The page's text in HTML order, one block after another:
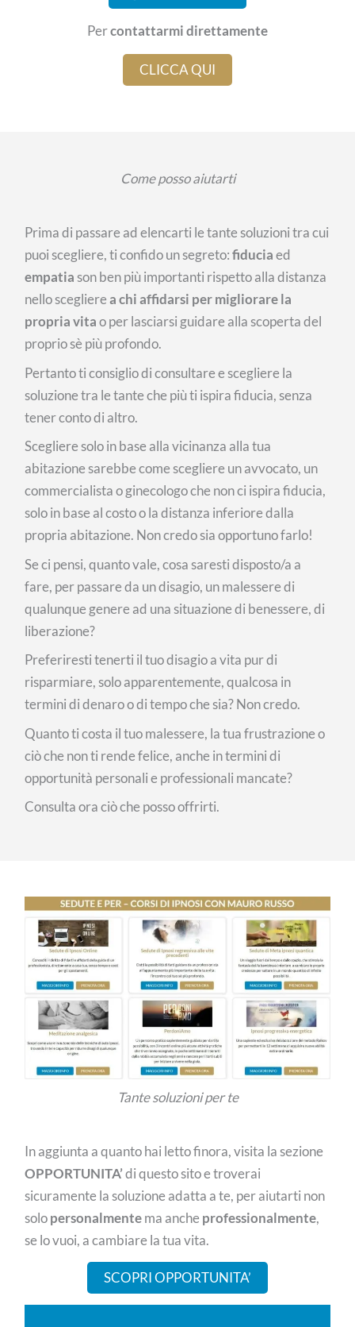
Percontattarmi direttamente
CLICCA QUI
Come posso aiutarti
Prima di passare ad elencarti le tante soluzioni tra cui
puoi scegliere, ti confido un segreto:fiduciaed
empatiason ben più importanti rispetto alla distanza
nello sceglierea chi affidarsi per migliorare la
propria vitao per lasciarsi guidare alla scoperta del
proprio sè più profondo.
Pertanto ti consiglio di consultare e scegliere la
soluzione tra le tante che più ti ispira fiducia, senza
tener conto di altro.
Scegliere solo in base alla vicinanza alla tua
abitazione sarebbe come scegliere un avvocato, un
commercialista o ginecologo che non ci ispira fiducia,
solo in base al costo o la distanza inferiore dalla
propria abitazione. Non credo sia opportuno farlo!
Se ci pensi, quanto vale, cosa saresti disposto/a a
fare, per passare da un disagio, un malessere di
qualunque genere ad una situazione di benessere, di
liberazione?
Preferiresti tenerti il tuo disagio a vita pur di
risparmiare, solo apparentemente, qualcosa in
termini di denaro o di tempo che sia? Non credo.
Quanto ti costa il tuo malessere, la tua frustrazione o
ciò che non ti rende felice, anche in termini di
opportunità personali e professionali mancate?
Consulta ora ciò che posso offrirti.
Tante soluzioni per te
In aggiunta a quanto hai letto finora, visita la sezione
OPPORTUNITA’di questo sito e troverai
sicuramente la soluzione adatta a te, per aiutarti non
solopersonalmentema ancheprofessionalmente,
se lo vuoi, a cambiare la tua vita.
SCOPRI OPPORTUNITA’